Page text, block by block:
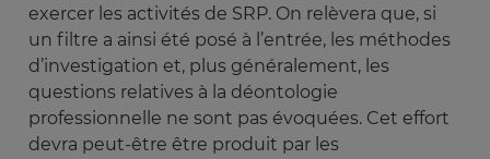
exercer les activités de SRP. On relèvera que, si
un filtre a ainsi été posé à l’entrée, les méthodes
d’investigation et, plus généralement, les
questions relatives à la déontologie
professionnelle ne sont pas évoquées. Cet effort
devra peut-être être produit par les